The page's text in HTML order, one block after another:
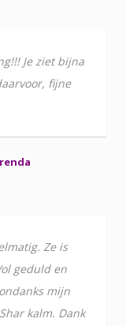
Je ziet bijna
fijne
Ze is
geduld en
mijn
kalm. Dank